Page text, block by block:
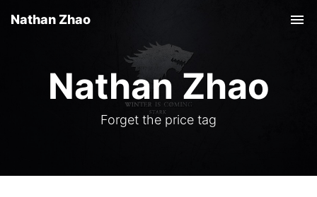
Nathan Zhao
Nathan Zhao
Forget the price tag